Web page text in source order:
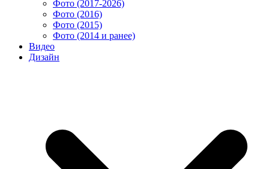
Фото (2017-2026)
Фото (2016)
Фото (2015)
Фото (2014 и ранее)
Видео
Дизайн